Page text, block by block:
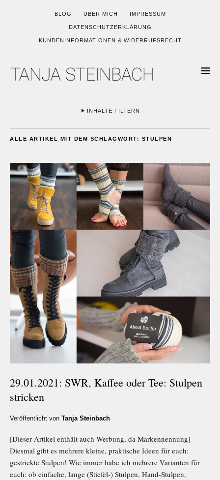
BLOG ÜBER MICH IMPRESSUM
DATENSCHUTZERKLÄRUNG
KUNDENINFORMATIONEN & WIDERRUFSRECHT
INHALTE FILTERN
ALLE ARTIKEL MIT DEM SCHLAGWORT: STULPEN
29.01.2021: SWR, Kaffee oder Tee: Stulpen
stricken
Veröffentlicht von Tanja Steinbach
[Dieser Artikel enthält auch Werbung, da Markennennung]
Diesmal gibt es mehrere kleine, praktische Ideen für euch:
gestrickte Stulpen! Wie immer habe ich mehrere Varianten für
euch: ob einfache, lange (Stiefel-) Stulpen, Hand-Stulpen,